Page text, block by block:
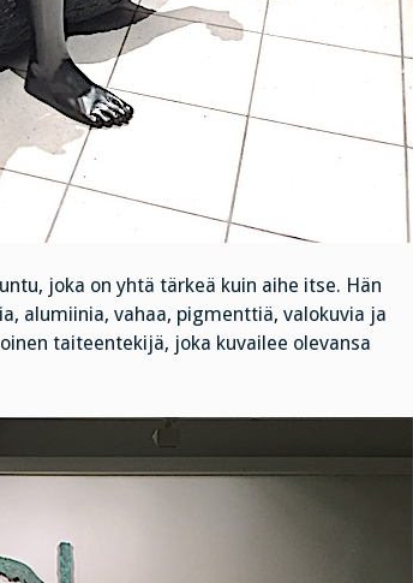
joka on yhtä tärkeä kuin aihe itse. Hän
alumiinia, vahaa, pigmenttiä, valokuvia ja
taiteentekijä, joka kuvailee olevansa